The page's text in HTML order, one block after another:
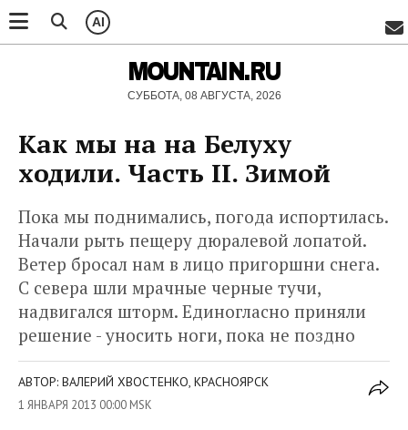
AI
MOUNTAIN.RU
СУББОТА, 08 АВГУСТА, 2026
Как мы на на Белуху
ходили. Часть II. Зимой
Пока мы поднимались, погода испортилась.
Начали рыть пещеру дюралевой лопатой.
Ветер бросал нам в лицо пригоршни снега.
С севера шли мрачные черные тучи,
надвигался шторм. Единогласно приняли
решение - уносить ноги, пока не поздно
АВТОР: ВАЛЕРИЙ ХВОСТЕНКО, КРАСНОЯРСК
1 ЯНВАРЯ 2013 00:00 MSK